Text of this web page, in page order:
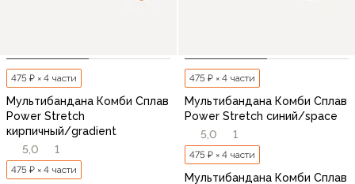
475 ₽ × 4 части
Мультибандана Комби Сплав
Power Stretch
кирпичный/gradient
5,0
1
475 ₽ × 4 части
475 ₽ × 4 части
Мультибандана Комби Сплав
Power Stretch синий/space
5,0
1
475 ₽ × 4 части
Мультибандана Комби Сплав